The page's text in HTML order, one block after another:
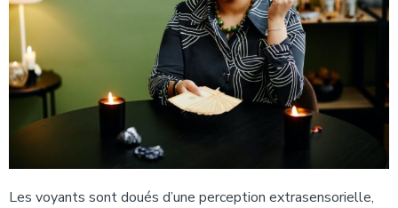
Les voyants sont doués d’une perception extrasensorielle,